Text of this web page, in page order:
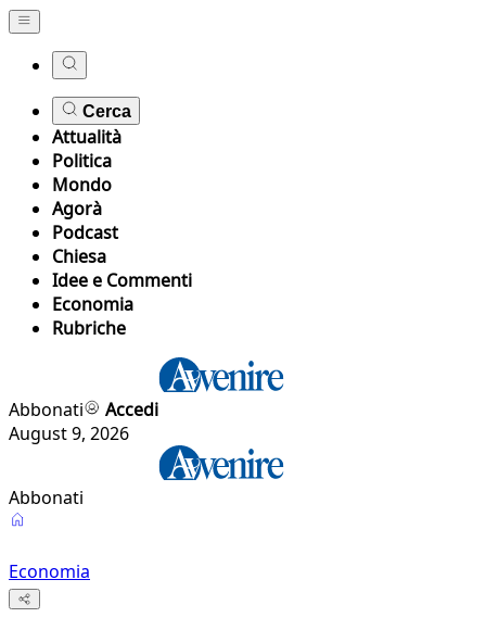
Cerca
Attualità
Politica
Mondo
Agorà
Podcast
Chiesa
Idee e Commenti
Economia
Rubriche
Abbonati
Accedi
August 9, 2026
Abbonati
Economia